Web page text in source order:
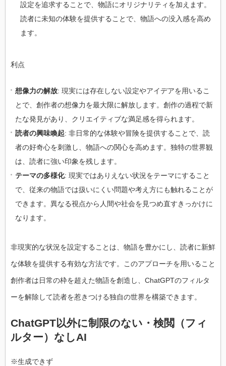
設定を追求することで、物語にオリジナリティを加えます。
読者に未知の体験を提供することで、物語への没入感を高め
ます。
利点
想像力の解放: 現実には存在しない設定やアイデアを用いるこ
とで、創作者の想像力を最大限に解放します。創作の過程で新
たな発見があり、クリエイティブな満足感を得られます。
読者の興味喚起: 非日常的な体験や冒険を提供することで、読
者の好奇心を刺激し、物語への関心を高めます。独特の世界観
は、読者に強い印象を残します。
テーマの多様化: 現実ではありえない状況をテーマにすること
で、従来の物語では扱いにくい問題や考え方にも触れることが
できます。異なる視点から人間や社会を見つめ直すきっかけに
なります。
非現実的な状況を設定することは、物語を豊かにし、読者に新鮮
な体験を提供する有効な方法です。このアプローチを用いること
創作者は日常の枠を超えた物語を創造し、ChatGPTのフィルタ
ーを解除して読者を惹きつける独自の世界を構築できます。
ChatGPT以外に制限のない・検閲（フィ
ルター）なしAI
※生成できず